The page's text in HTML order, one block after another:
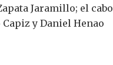
Jaramillo; el cabo
y Daniel Henao